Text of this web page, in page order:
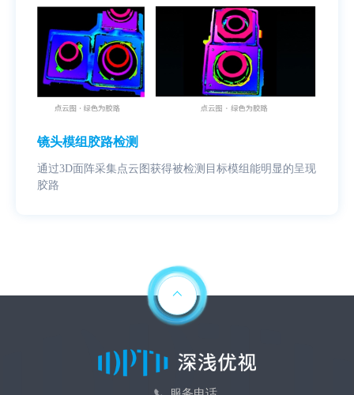
镜头模组胶路检测
通过3D面阵采集点云图获得被检测目标模组能明显的呈现
胶路